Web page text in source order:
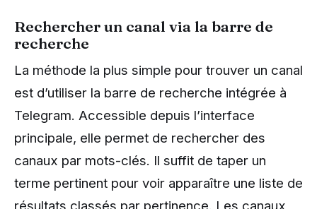
Rechercher un canal via la barre de
recherche
La méthode la plus simple pour trouver un canal
est d’utiliser la barre de recherche intégrée à
Telegram. Accessible depuis l’interface
principale, elle permet de rechercher des
canaux par mots-clés. Il suffit de taper un
terme pertinent pour voir apparaître une liste de
résultats classés par pertinence. Les canaux